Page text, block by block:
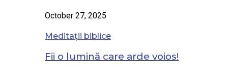
October 27, 2025
Meditații biblice
Fii o lumină care arde voios!